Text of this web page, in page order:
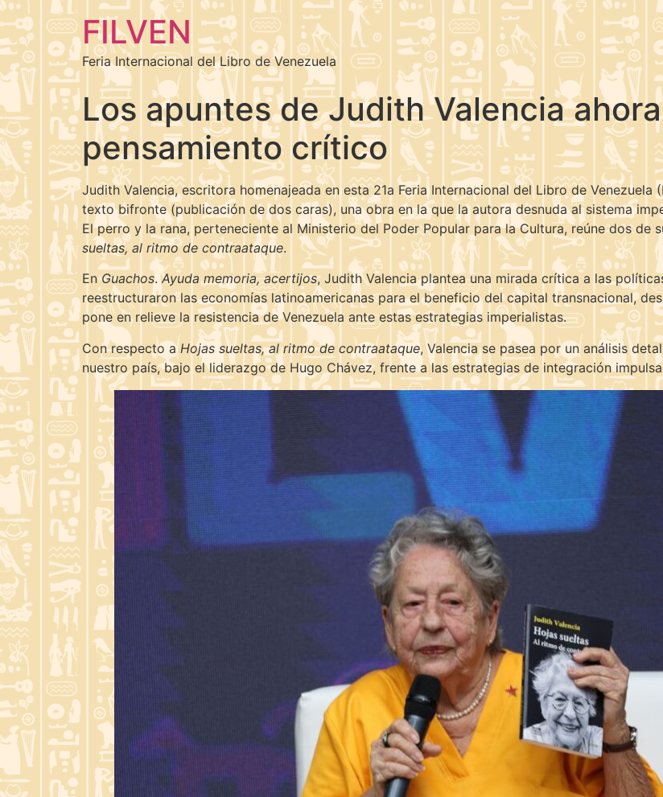
FILVEN
Feria Internacional del Libro de Venezuela
Los apuntes de Judith Valencia
pensamiento crítico
Judith Valencia, escritora homenajeada en esta 21a Feria Internacional del Libro de
texto bifronte (publicación de dos caras), una obra en la que la autora desnuda al sistema
El perro y la rana, perteneciente al Ministerio del Poder Popular para la Cultura, reúne dos de
sueltas, al ritmo de contraataque.
EnGuachos.Ayuda memoria, acertijos, Judith Valencia plantea una mirada crítica a las
reestructuraron las economías latinoamericanas para el beneficio del capital transnacional,
pone en relieve la resistencia de Venezuela ante estas estrategias imperialistas.
Con respecto aHojas sueltas, al ritmo de contraataque, Valencia se pasea por un análisis
nuestro país, bajo el liderazgo de Hugo Chávez, frente a las estrategias de integración